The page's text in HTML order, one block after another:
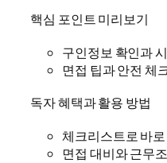
핵심 포인트 미리보기
구인정보 확인과
면접 팁과 안전 체
독자 혜택과 활용 방법
체크리스트로 바
면접 대비와 근무